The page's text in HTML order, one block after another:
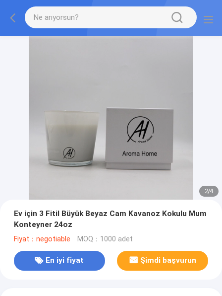
2/4
Ev için 3 Fitil Büyük Beyaz Cam Kavanoz Kokulu Mum
Konteyner 24oz
Fiyat：negotiable MOQ：1000 adet
En iyi fiyat Şimdi başvurun